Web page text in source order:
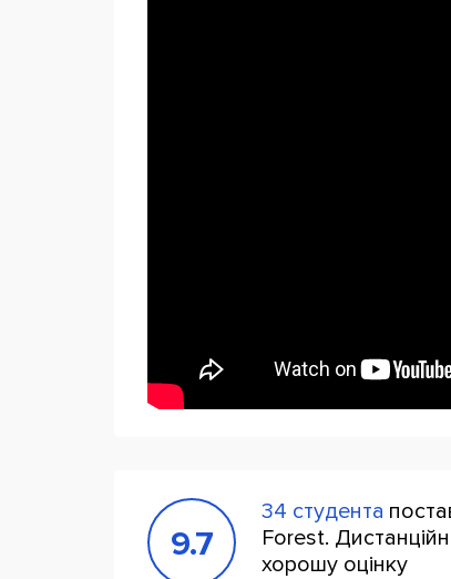
9.7
34 студента
Forest.
хорошу оцінку